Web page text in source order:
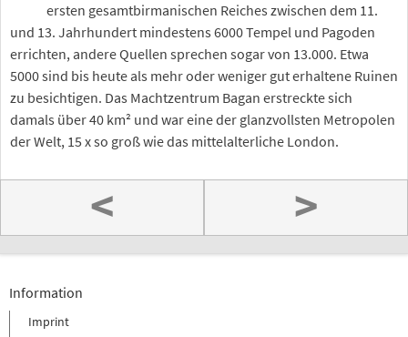
ersten gesamtbirmanischen Reiches zwischen dem 11.
und 13. Jahrhundert mindestens 6000 Tempel und Pagoden
errichten, andere Quellen sprechen sogar von 13.000. Etwa
5000 sind bis heute als mehr oder weniger gut erhaltene Ruinen
zu besichtigen. Das Machtzentrum Bagan erstreckte sich
damals über 40 km² und war eine der glanzvollsten Metropolen
der Welt, 15 x so groß wie das mittelalterliche London.
< >
Information
Imprint